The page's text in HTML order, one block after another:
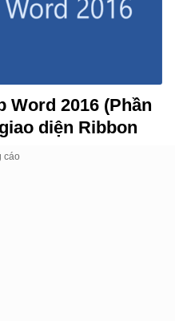
Word 2016 (Phần
diện Ribbon